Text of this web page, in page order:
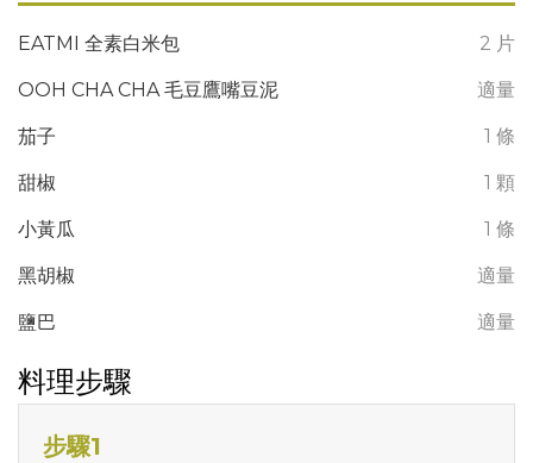
EATMI 全素白米包 2 片
OOH CHA CHA 毛豆鷹嘴豆泥 適量
茄子 1 條
甜椒 1 顆
小黃瓜 1 條
黑胡椒 適量
鹽巴 適量
料理步驟
步驟1